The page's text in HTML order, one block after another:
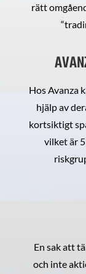
rätt
Hos Avanza
hjälp av
kortsiktigt
vilket är
En sak att
och inte